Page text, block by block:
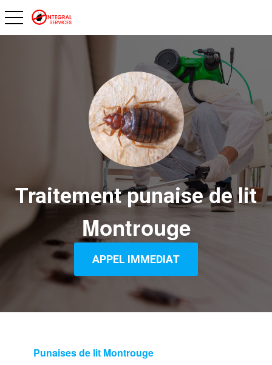
toggle navigation
Traitement punaise de lit
Montrouge
APPEL IMMEDIAT
Punaises de lit Montrouge